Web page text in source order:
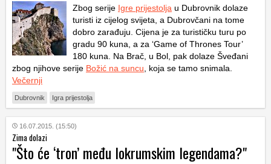
Zbog serije Igre prijestolja u Dubrovnik dolaze
turisti iz cijelog svijeta, a Dubrovčani na tome
dobro zarađuju. Cijena je za turističku turu po
gradu 90 kuna, a za ‘Game of Thrones Tour’
180 kuna. Na Brač, u Bol, pak dolaze Šveđani
zbog njihove serije Božić na suncu , koja se tamo snimala.
Večernji
Dubrovnik Igra prijestolja
16.07.2015. (15:50)
Zima dolazi
"Što će ‘tron’ među lokrumskim legendama?"